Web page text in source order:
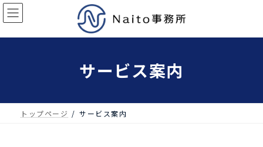
サービス案内
トップページ サービス案内